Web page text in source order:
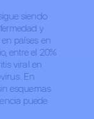
siendo
y
países en
entre el 20%
viral en
En
esquemas
puede